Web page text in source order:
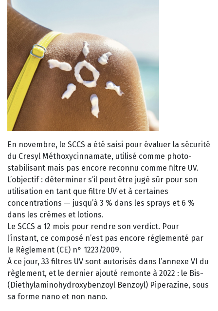
En novembre, le SCCS a été saisi pour évaluer la sécurité
du Cresyl Méthoxycinnamate, utilisé comme photo-
stabilisant mais pas encore reconnu comme filtre UV.
L’objectif : déterminer s’il peut être jugé sûr pour son
utilisation en tant que filtre UV et à certaines
concentrations — jusqu’à 3 % dans les sprays et 6 %
dans les crèmes et lotions.
Le SCCS a 12 mois pour rendre son verdict. Pour
l’instant, ce composé n’est pas encore réglementé par
le Règlement (CE) n° 1223/2009.
À ce jour, 33 filtres UV sont autorisés dans l’annexe VI du
règlement, et le dernier ajouté remonte à 2022 : le Bis-
(Diethylaminohydroxybenzoyl Benzoyl) Piperazine, sous
sa forme nano et non nano.